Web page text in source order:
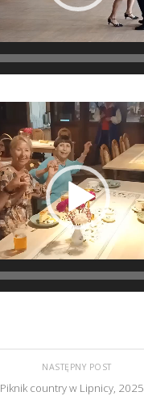
NASTĘPNY POST
Piknik country w Lipnicy, 2025